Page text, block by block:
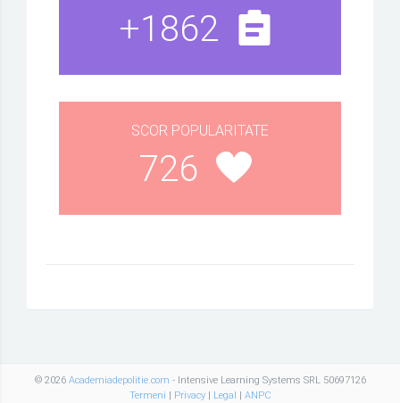
+1862
SCOR POPULARITATE
726
© 2026 Academiadepolitie.com - Intensive Learning Systems SRL 50697126
Termeni | Privacy| Legal | ANPC